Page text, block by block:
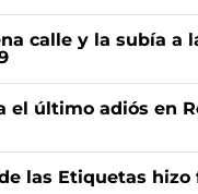
calle y la subía a
el último adiós en
las Etiquetas hizo